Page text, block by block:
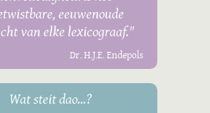
eeuwenoude
van elke lexicograaf."
Dr. H.J.E. Endepols
Wat steit dao...?